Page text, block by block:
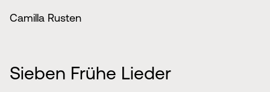
Camilla Rusten
Sieben Frühe Lieder